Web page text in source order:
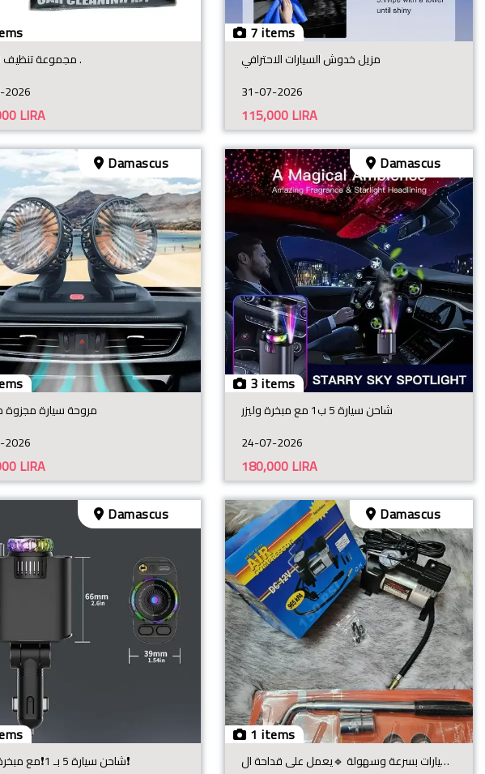
مجموعة تنظيف السيارة .
LIRA
7 items
مزيل خدوش السيارات الاحترافي
31-07-2026
LIRA
115,000
Damascus
مروحة سيارة مجزوة
LIRA
3 items
Damascus
شاحن سيارة 5 ب1 مع مبخرة وليزر
24-07-2026
LIRA
180,000
Damascus
❗️شاحن سيارة 5 بـ 1❗️مع مبخرة وليزر❗️
1 items
Damascus
اشتري منفاخ بسطون واحصل على مفتاح جنط هدية🎁 🔹 نفخ دواليب السيارات بسرعة وسهولة 🔹يعمل على قداحة ال